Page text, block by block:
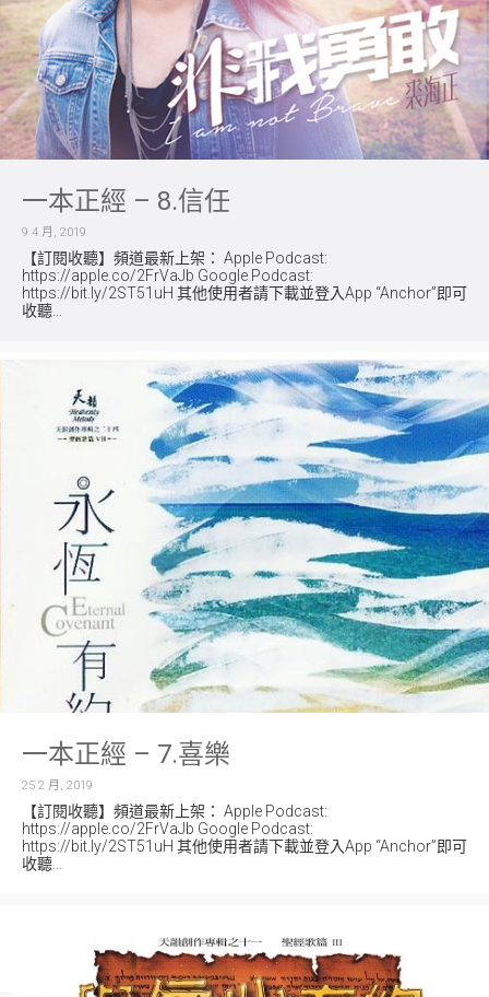
一本正經 – 8.信任
9 4 月, 2019
【訂閱收聽】頻道最新上架： Apple Podcast:
https://apple.co/2FrVaJb Google Podcast:
https://bit.ly/2ST51uH 其他使用者請下載並登入App “Anchor”即可
收聽...
一本正經 – 7.喜樂
25 2 月, 2019
【訂閱收聽】頻道最新上架： Apple Podcast:
https://apple.co/2FrVaJb Google Podcast:
https://bit.ly/2ST51uH 其他使用者請下載並登入App “Anchor”即可
收聽...